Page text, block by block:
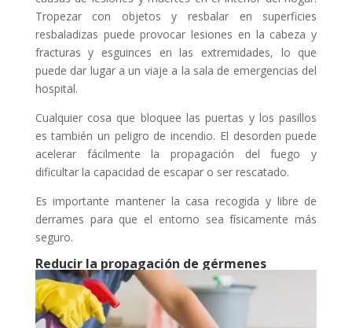
Tropezar con objetos y resbalar en superficies
resbaladizas puede provocar lesiones en la cabeza y
fracturas y esguinces en las extremidades, lo que
puede dar lugar a un viaje a la sala de emergencias del
hospital.
Cualquier cosa que bloquee las puertas y los pasillos
es también un peligro de incendio. El desorden puede
acelerar fácilmente la propagación del fuego y
dificultar la capacidad de escapar o ser rescatado.
Es importante mantener la casa recogida y libre de
derrames para que el entorno sea físicamente más
seguro.
Reducir la propagación de gérmenes